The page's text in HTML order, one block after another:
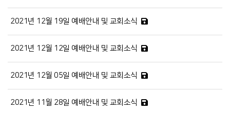
2021년 12월 19일 예배안내 및 교회소식
2021년 12월 12일 예배안내 및 교회소식
2021년 12월 05일 예배안내 및 교회소식
2021년 11월 28일 예배안내 및 교회소식